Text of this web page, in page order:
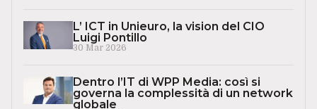
L’ ICT in Unieuro, la vision del CIO
Luigi Pontillo
30 Mar 2026
Dentro l’IT di WPP Media: così si
governa la complessità di un network
globale